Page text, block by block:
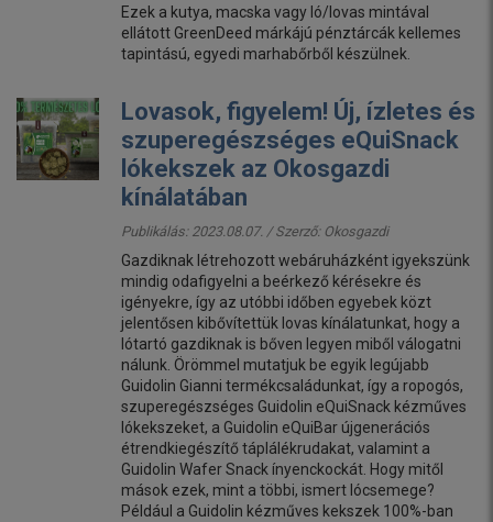
Ezek a kutya, macska vagy ló/lovas mintával
ellátott GreenDeed márkájú pénztárcák kellemes
tapintású, egyedi marhabőrből készülnek.
Lovasok, figyelem! Új, ízletes és
szuperegészséges eQuiSnack
lókekszek az Okosgazdi
kínálatában
Publikálás: 2023.08.07. / Szerző: Okosgazdi
Gazdiknak létrehozott webáruházként igyekszünk
mindig odafigyelni a beérkező kérésekre és
igényekre, így az utóbbi időben egyebek közt
jelentősen kibővítettük lovas kínálatunkat, hogy a
lótartó gazdiknak is bőven legyen miből válogatni
nálunk. Örömmel mutatjuk be egyik legújabb
Guidolin Gianni termékcsaládunkat, így a ropogós,
szuperegészséges Guidolin eQuiSnack kézműves
lókekszeket, a Guidolin eQuiBar újgenerációs
étrendkiegészítő táplálékrudakat, valamint a
Guidolin Wafer Snack ínyenckockát. Hogy mitől
mások ezek, mint a többi, ismert lócsemege?
Például a Guidolin kézműves kekszek 100%-ban